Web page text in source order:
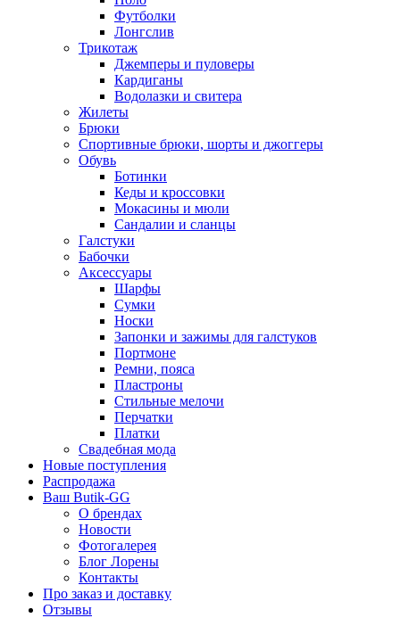
Футболки
Лонгслив
Трикотаж
Джемперы и пуловеры
Кардиганы
Водолазки и свитера
Жилеты
Брюки
Спортивные брюки, шорты и джоггеры
Обувь
Ботинки
Кеды и кроссовки
Мокасины и мюли
Сандалии и сланцы
Галстуки
Бабочки
Аксессуары
Шарфы
Сумки
Носки
Запонки и зажимы для галстуков
Портмоне
Ремни, пояса
Пластроны
Стильные мелочи
Перчатки
Платки
Свадебная мода
Новые поступления
Распродажа
Ваш Butik-GG
О брендах
Новости
Фотогалерея
Блог Лорены
Контакты
Про заказ и доставку
Отзывы